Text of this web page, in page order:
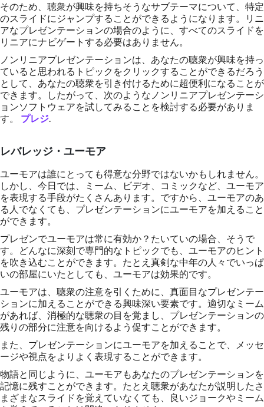
そのため、聴衆が興味を持ちそうなサブテーマについて、特定
のスライドにジャンプすることができるようになります。リニ
アなプレゼンテーションの場合のように、すべてのスライドを
リニアにナビゲートする必要はありません。
ノンリニアプレゼンテーションは、あなたの聴衆が興味を持っ
ていると思われるトピックをクリックすることができるだろう
として、あなたの聴衆を引き付けるために超便利になることが
できます。したがって、次のようなノンリニアプレゼンテーシ
ョンソフトウェアを試してみることを検討する必要がありま
す。 プレジ.
レバレッジ・ユーモア
ユーモアは誰にとっても得意な分野ではないかもしれません。
しかし、今日では、ミーム、ビデオ、コミックなど、ユーモア
を表現する手段がたくさんあります。ですから、ユーモアのあ
る人でなくても、プレゼンテーションにユーモアを加えること
ができます。
プレゼンでユーモアは常に有効か？たいていの場合、そうで
す。どんなに深刻で専門的なトピックでも、ユーモアのヒント
を吹き込むことができます。たとえ真剣な中年の人々でいっぱ
いの部屋にいたとしても、ユーモアは効果的です。
ユーモアは、聴衆の注意を引くために、真面目なプレゼンテー
ションに加えることができる興味深い要素です。適切なミーム
があれば、消極的な聴衆の目を覚まし、プレゼンテーションの
残りの部分に注意を向けるよう促すことができます。
また、プレゼンテーションにユーモアを加えることで、メッセ
ージや視点をよりよく表現することができます。
物語と同じように、ユーモアもあなたのプレゼンテーションを
記憶に残すことができます。たとえ聴衆があなたが説明したさ
まざまなスライドを覚えていなくても、良いジョークやミーム